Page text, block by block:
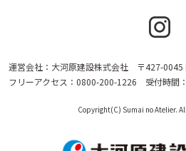
運営会社：大河原建設株式会社 〒427-0045
フリーアクセス：0800-200-1226 受付時間
Copyright(C) Sumai no Atelier.